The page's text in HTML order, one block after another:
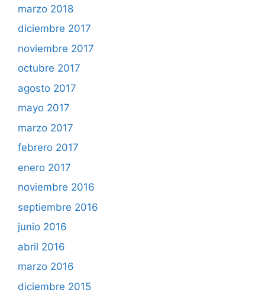
marzo 2018
diciembre 2017
noviembre 2017
octubre 2017
agosto 2017
mayo 2017
marzo 2017
febrero 2017
enero 2017
noviembre 2016
septiembre 2016
junio 2016
abril 2016
marzo 2016
diciembre 2015